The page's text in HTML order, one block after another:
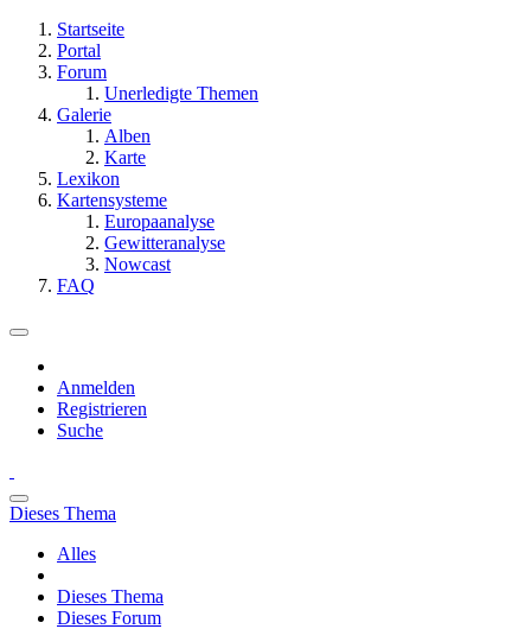
Startseite
Portal
Forum
Unerledigte Themen
Galerie
Alben
Karte
Lexikon
Kartensysteme
Europaanalyse
Gewitteranalyse
Nowcast
FAQ
Anmelden
Registrieren
Suche
Dieses Thema
Alles
Dieses Thema
Dieses Forum